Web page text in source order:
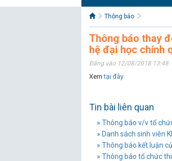
Thông báo
Thông báo thay
hệ đại học chính
Đăng vào 12/08/2018 13:48
Xemtại đây
Tin bài liên quan
» Thông báo v/v tổ
» Danh sách sinh viên
» Thông báo kết luận
» Thông báo tổ chức